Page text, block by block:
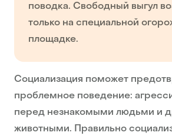
поводка. Свободный выгул
только на специальной
площадке.
Социализация поможет
проблемное поведение:
перед незнакомыми людьми и
животными. Правильно